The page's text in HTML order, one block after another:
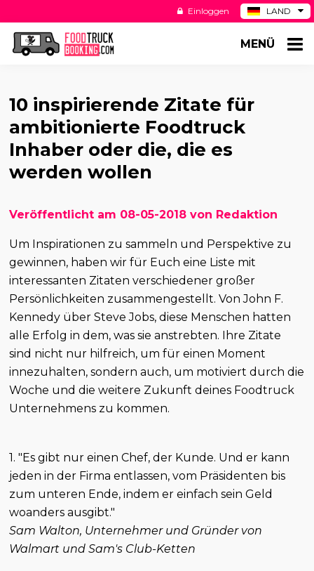
LAND
ES
Einloggen
MENÜ
10 inspirierende Zitate für
ambitionierte Foodtruck
Inhaber oder die, die es
werden wollen
Veröffentlicht am 08-05-2018 von Redaktion
Um Inspirationen zu sammeln und Perspektive zu
gewinnen, haben wir für Euch eine Liste mit
interessanten Zitaten verschiedener großer
Persönlichkeiten zusammengestellt. Von John F.
Kennedy über Steve Jobs, diese Menschen hatten
alle Erfolg in dem, was sie anstrebten. Ihre Zitate
sind nicht nur hilfreich, um für einen Moment
innezuhalten, sondern auch, um motiviert durch die
Woche und die weitere Zukunft deines Foodtruck
Unternehmens zu kommen.
1. "Es gibt nur einen Chef, der Kunde. Und er kann
jeden in der Firma entlassen, vom Präsidenten bis
zum unteren Ende, indem er einfach sein Geld
woanders ausgibt."
Sam Walton, Unternehmer und Gründer von
Walmart und Sam's Club-Ketten